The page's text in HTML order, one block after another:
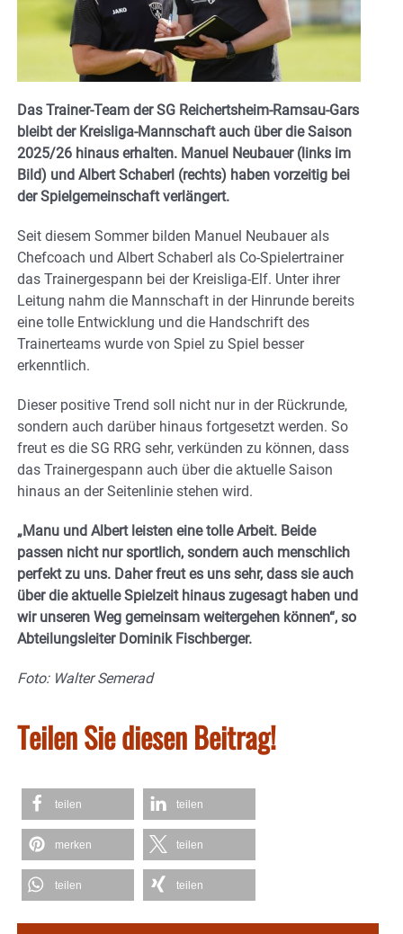
Das Trainer-Team der SG Reichertsheim-Ramsau-Gars
bleibt der Kreisliga-Mannschaft auch über die Saison
2025/26 hinaus erhalten. Manuel Neubauer (links im
Bild) und Albert Schaberl (rechts) haben vorzeitig bei
der Spielgemeinschaft verlängert.
Seit diesem Sommer bilden Manuel Neubauer als
Chefcoach und Albert Schaberl als Co-Spielertrainer
das Trainergespann bei der Kreisliga-Elf. Unter ihrer
Leitung nahm die Mannschaft in der Hinrunde bereits
eine tolle Entwicklung und die Handschrift des
Trainerteams wurde von Spiel zu Spiel besser
erkenntlich.
Dieser positive Trend soll nicht nur in der Rückrunde,
sondern auch darüber hinaus fortgesetzt werden. So
freut es die SG RRG sehr, verkünden zu können, dass
das Trainergespann auch über die aktuelle Saison
hinaus an der Seitenlinie stehen wird.
„Manu und Albert leisten eine tolle Arbeit. Beide
passen nicht nur sportlich, sondern auch menschlich
perfekt zu uns. Daher freut es uns sehr, dass sie auch
über die aktuelle Spielzeit hinaus zugesagt haben und
wir unseren Weg gemeinsam weitergehen können“, so
Abteilungsleiter Dominik Fischberger.
Foto: Walter Semerad
Teilen Sie diesen Beitrag!
teilen teilen
merken teilen
teilen teilen